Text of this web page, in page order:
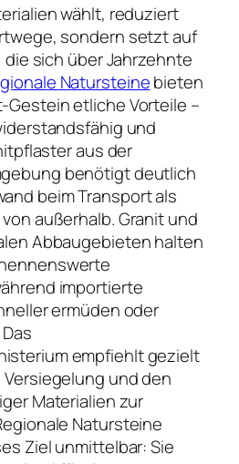
wählt, reduziert
sondern setzt auf
sich über Jahrzehnte
Natursteinebieten
etliche Vorteile –
und
aus der
benötigt deutlich
beim Transport als
außerhalb. Granit und
Abbaugebieten halten
importierte
ermüden oder
empfiehlt gezielt
und den
Materialien zur
Natursteine
Ziel unmittelbar: Sie